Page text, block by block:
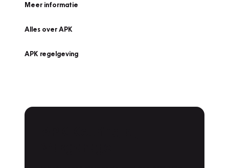
Meer informatie
Alles over APK
APK regelgeving